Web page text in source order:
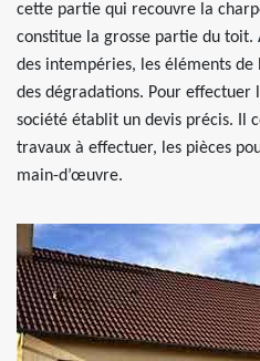
cette partie qui recouvre la
constitue la grosse partie du toit.
des intempéries, les éléments
des dégradations. Pour effectuer
société établit un devis précis. Il
travaux à effectuer, les pièces
main-d’œuvre.